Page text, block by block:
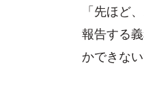
「先ほど
報告する
かできない